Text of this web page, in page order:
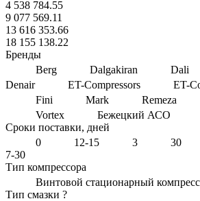
4 538 784.55
9 077 569.11
13 616 353.66
18 155 138.22
Бренды
Berg
Dalgakiran Dali
Denair
ET-Compressors ET-
Fini
Mark Remeza
Vortex
Бежецкий АСО
Сроки поставки, дней
0
12-15 3 30
7-30
Тип компрессора
Винтовой стационарный
Тип смазки ?